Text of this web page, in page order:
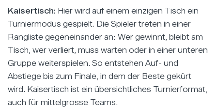
Kaisertisch: Hier wird auf einem einzigen Tisch ein
Turniermodus gespielt. Die Spieler treten in einer
Rangliste gegeneinander an: Wer gewinnt, bleibt am
Tisch, wer verliert, muss warten oder in einer unteren
Gruppe weiterspielen. So entstehen Auf- und
Abstiege bis zum Finale, in dem der Beste gekürt
wird. Kaisertisch ist ein übersichtliches Turnierformat,
auch für mittelgrosse Teams.